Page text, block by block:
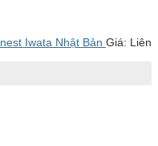
Iwata Nhật Bản Giá: Liên